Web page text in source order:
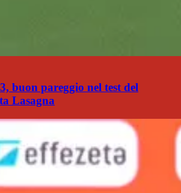
buon pareggio nel test del
Lasagna